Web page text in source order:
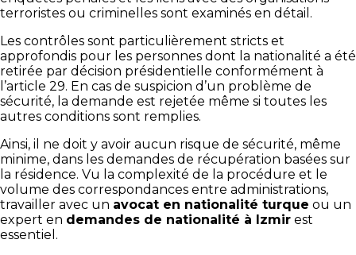
terroristes ou criminelles sont examinés en détail.
Les contrôles sont particulièrement stricts et
approfondis pour les personnes dont la nationalité a été
retirée par décision présidentielle conformément à
l’article 29. En cas de suspicion d’un problème de
sécurité, la demande est rejetée même si toutes les
autres conditions sont remplies.
Ainsi, il ne doit y avoir aucun risque de sécurité, même
minime, dans les demandes de récupération basées sur
la résidence. Vu la complexité de la procédure et le
volume des correspondances entre administrations,
travailler avec un avocat en nationalité turque ou un
expert en demandes de nationalité à Izmir est
essentiel.